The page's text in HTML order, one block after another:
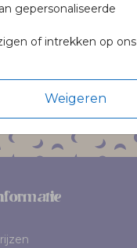
gepersonaliseerde
of intrekken op ons
Weigeren